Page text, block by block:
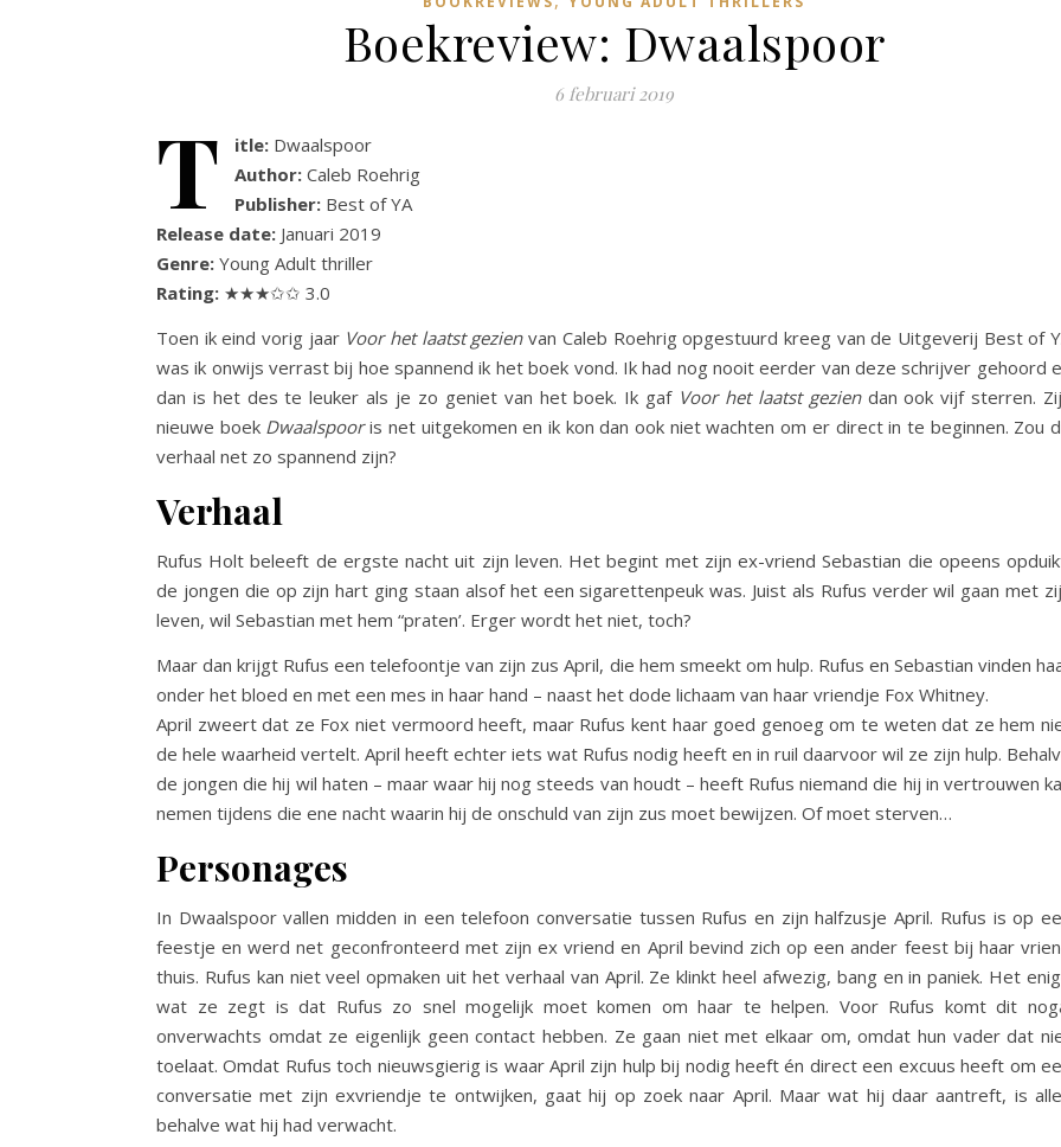
Boekreview: Dwaalspoor
6 februari 2019
T itle: Dwaalspoor
Author: Caleb Roehrig
Publisher: Best of YA
Release date: Januari 2019
Genre: Young Adult thriller
Rating: ★★★✩✩ 3.0
Toen ik eind vorig jaar Voor het laatst gezienvan Caleb Roehrig opgestuurd kreeg van de Uitgeverij Best of
was ik onwijs verrast bij hoe spannend ik het boek vond. Ik had nog nooit eerder van deze schrijver gehoord
dan is het des te leuker als je zo geniet van het boek. Ik gaf Voor het laatst gezien dan ook vijf sterren.
nieuwe boek Dwaalspooris net uitgekomen en ik kon dan ook niet wachten om er direct in te beginnen. Zou
verhaal net zo spannend zijn?
Verhaal
Rufus Holt beleeft de ergste nacht uit zijn leven. Het begint met zijn ex-vriend Sebastian die opeens
de jongen die op zijn hart ging staan alsof het een sigarettenpeuk was. Juist als Rufus verder wil gaan met
leven, wil Sebastian met hem “praten’. Erger wordt het niet, toch?
Maar dan krijgt Rufus een telefoontje van zijn zus April, die hem smeekt om hulp. Rufus en Sebastian vinden
onder het bloed en met een mes in haar hand – naast het dode lichaam van haar vriendje Fox Whitney.
April zweert dat ze Fox niet vermoord heeft, maar Rufus kent haar goed genoeg om te weten dat ze hem
de hele waarheid vertelt. April heeft echter iets wat Rufus nodig heeft en in ruil daarvoor wil ze zijn hulp.
de jongen die hij wil haten – maar waar hij nog steeds van houdt – heeft Rufus niemand die hij in vertrouwen
nemen tijdens die ene nacht waarin hij de onschuld van zijn zus moet bewijzen. Of moet sterven…
Personages
In Dwaalspoor vallen midden in een telefoon conversatie tussen Rufus en zijn halfzusje April. Rufus is op
feestje en werd net geconfronteerd met zijn ex vriend en April bevind zich op een ander feest bij haar
thuis. Rufus kan niet veel opmaken uit het verhaal van April. Ze klinkt heel afwezig, bang en in paniek. Het
wat ze zegt is dat Rufus zo snel mogelijk moet komen om haar te helpen. Voor Rufus komt dit
onverwachts omdat ze eigenlijk geen contact hebben. Ze gaan niet met elkaar om, omdat hun vader dat
toelaat. Omdat Rufus toch nieuwsgierig is waar April zijn hulp bij nodig heeft én direct een excuus heeft om
conversatie met zijn exvriendje te ontwijken, gaat hij op zoek naar April. Maar wat hij daar aantreft, is
behalve wat hij had verwacht.